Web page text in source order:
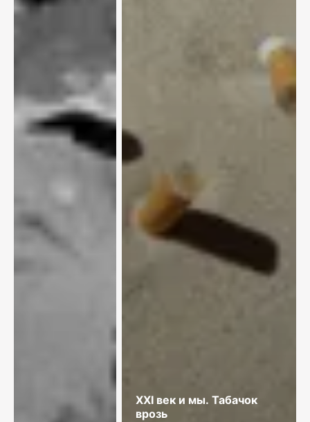
XXI век и мы. Табачок
врозь